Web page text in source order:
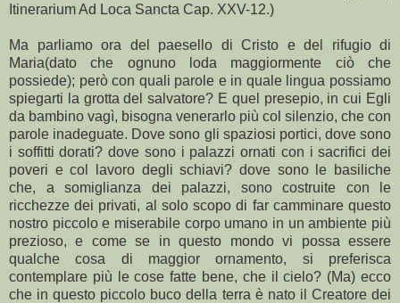
Itinerarium Ad Loca Sancta Cap. XXV-12.)
Ma parliamo ora del paesello di Cristo e del rifugio di
Maria(dato che ognuno loda maggiormente ciò che
possiede); però con quali parole e in quale lingua possiamo
spiegarti la grotta del salvatore? E quel presepio, in cui Egli
da bambino vagì, bisogna venerarlo più col silenzio, che con
parole inadeguate. Dove sono gli spaziosi portici, dove sono
i soffitti dorati? dove sono i palazzi ornati con i sacrifici dei
poveri e col lavoro degli schiavi? dove sono le basiliche
che, a somiglianza dei palazzi, sono costruite con le
ricchezze dei privati, al solo scopo di far camminare questo
nostro piccolo e miserabile corpo umano in un ambiente più
prezioso, e come se in questo mondo vi possa essere
qualche cosa di maggior ornamento, si preferisca
contemplare più le cose fatte bene, che il cielo? (Ma) ecco
che in questo piccolo buco della terra è nato il Creatore dei